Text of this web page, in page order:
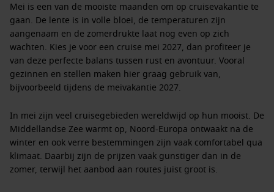
Mei is een van de mooiste maanden om op cruisevakantie te
gaan. De lente is in volle bloei, de temperaturen zijn
aangenaam en de zomerdrukte laat nog even op zich
wachten. Kies je voor een cruise mei 2027, dan profiteer je
van deze perfecte balans tussen rust en avontuur. Vooral
gezinnen en stellen maken hier graag gebruik van,
bijvoorbeeld tijdens de meivakantie 2027.
In mei zijn veel cruisegebieden wereldwijd op hun mooist. De
Middellandse Zee warmt op, Noord-Europa ontwaakt na de
winter en ook verre bestemmingen zijn vaak comfortabel qua
klimaat. Daarbij zijn de prijzen vaak gunstiger dan in de
zomer, terwijl het aanbod aan routes juist groot is.